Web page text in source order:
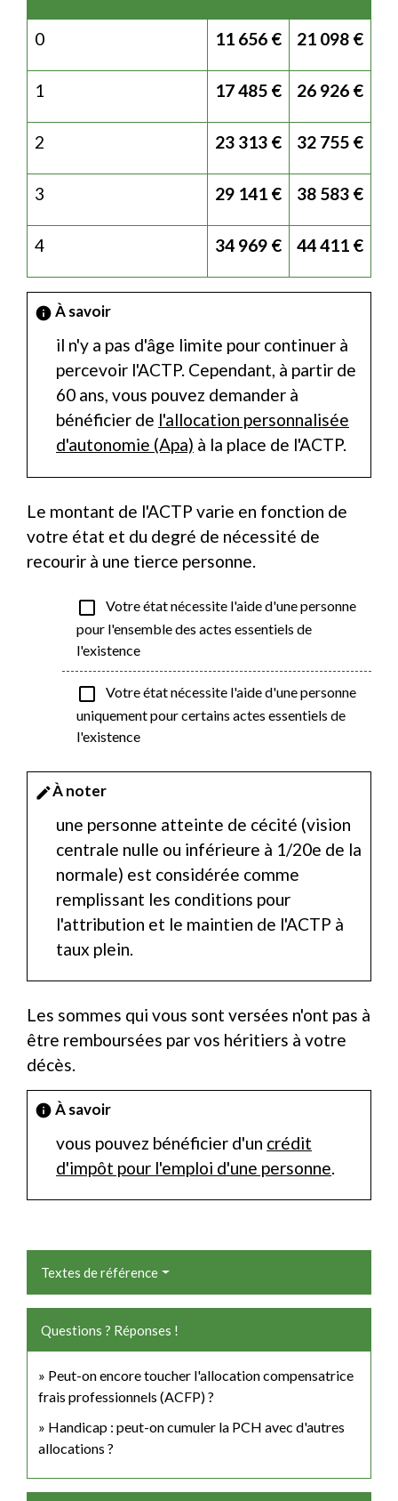
0 11 656 € 21 098 €
1 17 485 € 26 926 €
2 23 313 € 32 755 €
3 29 141 € 38 583 €
4 34 969 € 44 411 €
info À savoir
il n'y a pas d'âge limite pour continuer à
percevoir l'ACTP. Cependant, à partir de
60 ans, vous pouvez demander à
bénéficier de l'allocation personnalisée
d'autonomie (Apa) à la place de l'ACTP.
Le montant de l'ACTP varie en fonction de
votre état et du degré de nécessité de
recourir à une tierce personne.
check_box_outline_blank
Votre état nécessite l'aide d'une personne
pour l'ensemble des actes essentiels de
l'existence
check_box_outline_blank
Votre état nécessite l'aide d'une personne
uniquement pour certains actes essentiels de
l'existence
editÀ noter
une personne atteinte de cécité (vision
centrale nulle ou inférieure à 1/20e de la
normale) est considérée comme
remplissant les conditions pour
l'attribution et le maintien de l'ACTP à
taux plein.
Les sommes qui vous sont versées n'ont pas à
être remboursées par vos héritiers à votre
décès.
info À savoir
vous pouvez bénéficier d'un crédit
d'impôt pour l'emploi d'une personne.
Textes de référence
Questions ? Réponses !
Peut-on encore toucher l'allocation compensatrice
frais professionnels (ACFP) ?
Handicap : peut-on cumuler la PCH avec d'autres
allocations ?